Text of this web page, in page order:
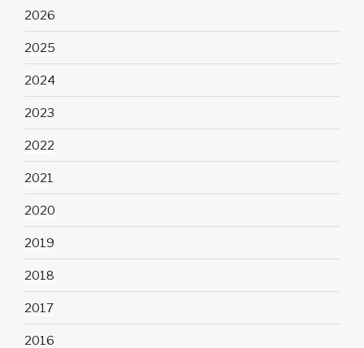
2026
2025
2024
2023
2022
2021
2020
2019
2018
2017
2016